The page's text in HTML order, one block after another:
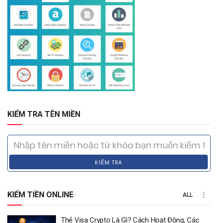
KIỂM TRA TÊN MIỀN
KIỂM TRA
KIẾM TIỀN ONLINE ALL
Thẻ Visa Crypto Là Gì? Cách Hoạt Động, Các